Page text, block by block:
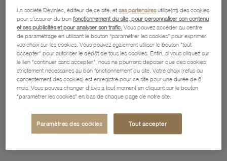
La société Devinlec, éditeur de ce site, etses partenairesutilise(nt) des cookies
pour s'assurer du bonfonctionnement du site, pour personnaliser son contenu
et ses publicités et pour analyser son trafic. Vous pouvez accéder au centre
de paramétrage en utilisant le bouton “paramétrer les cookies” pour exprimer
vos choix sur les cookies. Vous pouvez également utiliser le bouton "tout
accepter" pour autoriser le dépôt de tous les cookies. Enfin, si vous cliquez sur
le lien "continuer sans accepter", nous ne pourrons déposer que des cookies
strictement nécessaires au bon fonctionnement du site. Votre choix (refus ou
consentement des cookies) est enregistré pour ce site pour une durée de 6
mois. Vous pouvez changer d'avis à tout moment en cliquant sur le bouton
"paramétrer les cookies" en bas de chaque page de notre site.
Paramètres des cookies Tout accepter